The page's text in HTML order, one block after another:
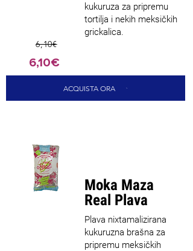
kukuruza za pripremu
tortilja i nekih meksičkih
grickalica.
6,10€
6,10€
ACQUISTA ORA
Moka Maza
Real Plava
Plava nixtamalizirana
kukuruzna brašna za
pripremu meksičkih